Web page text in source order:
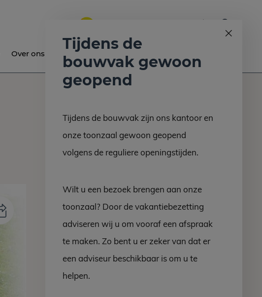
Over ons Nieuws
Tijdens de
bouwvak gewoon
geopend
Tijdens de bouwvak zijn ons kantoor en
onze toonzaal gewoon geopend
volgens de reguliere openingstijden.
Wilt u een bezoek brengen aan onze
toonzaal? Door de vakantiebezetting
adviseren wij u om vooraf een afspraak
te maken. Zo bent u er zeker van dat er
een adviseur beschikbaar is om u te
helpen.